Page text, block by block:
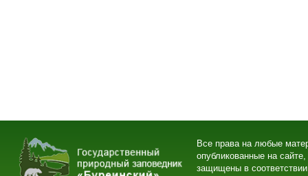
Все права на любые
опубликованные на сайте,
защищены в